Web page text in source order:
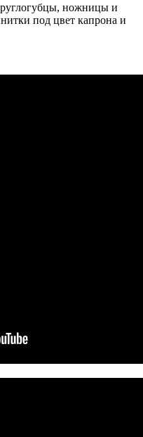
ножницы и
под цвет капрона и